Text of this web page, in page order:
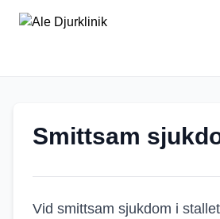
Smittsam
Vid smittsam sjukdom i stallet